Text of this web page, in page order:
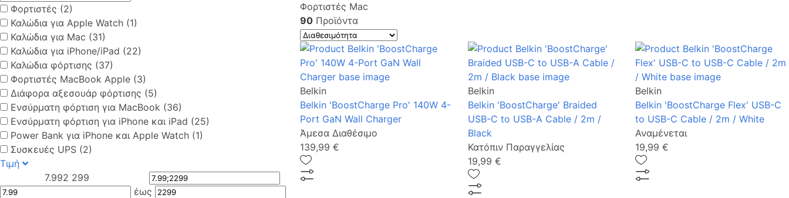
Φορτιστές (2)
Καλώδια για Apple Watch (1)
Καλώδια για Mac (31)
Καλώδια για iPhone/iPad (22)
Καλώδια φόρτισης (37)
Φορτιστές MacBook Apple (3)
Διάφορα αξεσουάρ φόρτισης (5)
Ενσύρματη φόρτιση για MacBook (36)
Ενσύρματη φόρτιση για iPhone και iPad (25)
Power Bank για iPhone και Apple Watch (1)
Συσκευές UPS (2)
Τιμή
7.992 299
έως
Φορτιστές Mac
90 Προϊόντα
Belkin
Belkin 'BoostCharge Pro' 140W 4-
Port GaN Wall Charger
Άμεσα Διαθέσιμο
139,99 €
Belkin
Belkin 'BoostCharge' Braided
USB-C to USB-A Cable / 2m /
Black
Κατόπιν Παραγγελίας
19,99 €
Belkin
Belkin 'BoostCharge Flex' USB-C
to USB-C Cable / 2m / White
Αναμένεται
19,99 €